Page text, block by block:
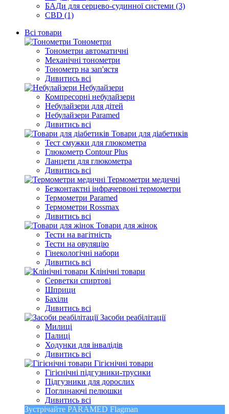
БАДи для серцево-судинної системи (3)
CBD (1)
Всі товари
Тонометри
Тонометри автоматичні
Механічні тонометри
Тонометр на зап'ястя
Дивитись всі
Небулайзери
Компресорні небулайзери
Небулайзери для дітей
Небулайзери Paramed
Дивитись всі
Товари для діабетиків
Тест смужки для глюкометра
Глюкометр Contour Plus
Ланцети для глюкометра
Дивитись всі
Термометри медичні
Безконтактні інфрачервоні термометри
Термометри Paramed
Термометри Rossmax
Дивитись всі
Товари для жінок
Тести на вагітність
Тести на овуляцію
Гінекологічні набори
Дивитись всі
Клінічні товари
Серветки спиртові
Шприци
Бахіли
Дивитись всі
Засоби реабілітації
Милиці
Палиці
Ходунки для інвалідів
Дивитись всі
Гігієнічні товари
Гігієнічні підгузники-трусики
Підгузники для дорослих
Поглинаючі пелюшки
Дивитись всі
Зустрічайте PARAMED Flagman